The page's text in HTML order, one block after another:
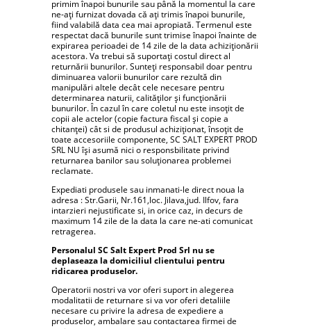
primim înapoi bunurile sau până la momentul la care
ne-ați furnizat dovada că ați trimis înapoi bunurile,
fiind valabilă data cea mai apropiată. Termenul este
respectat dacă bunurile sunt trimise înapoi înainte de
expirarea perioadei de 14 zile de la data achiziționării
acestora. Va trebui să suportați costul direct al
returnării bunurilor. Sunteți responsabil doar pentru
diminuarea valorii bunurilor care rezultă din
manipulări altele decât cele necesare pentru
determinarea naturii, calităților și funcționării
bunurilor. În cazul în care coletul nu este insoțit de
copii ale actelor (copie factura fiscal și copie a
chitanței) cât si de produsul achiziționat, însoțit de
toate accesoriile componente, SC SALT EXPERT PROD
SRL NU își asumă nici o responsbilitate privind
returnarea banilor sau soluționarea problemei
reclamate.
Expediati produsele sau inmanati-le direct noua la
adresa : Str.Garii, Nr.161,loc. Jilava,jud. Ilfov, fara
intarzieri nejustificate si, in orice caz, in decurs de
maximum 14 zile de la data la care ne-ati comunicat
retragerea.
Personalul SC Salt Expert Prod Srl nu se
deplaseaza la domiciliul clientului pentru
ridicarea produselor.
Operatorii nostri va vor oferi suport in alegerea
modalitatii de returnare si va vor oferi detaliile
necesare cu privire la adresa de expediere a
produselor, ambalare sau contactarea firmei de